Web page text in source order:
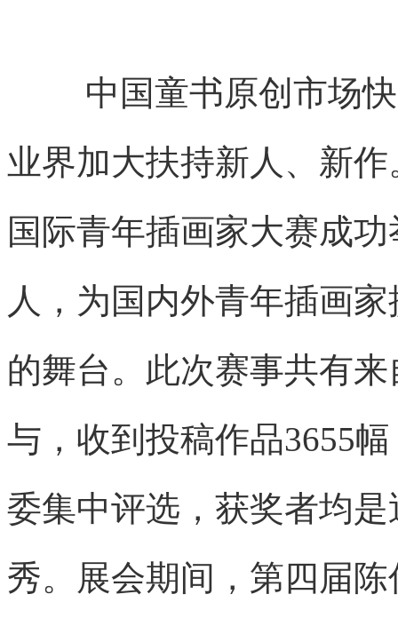
中国童书原创市场
业界加大扶持新人、新
国际青年插画家大赛成
人，为国内外青年插画
的舞台。此次赛事共有
与，收到投稿作品3655
委集中评选，获奖者均
秀。展会期间，第四届